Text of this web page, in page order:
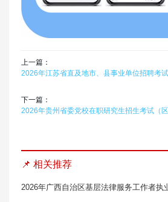
上一篇：
下一篇：
📌 相关推荐